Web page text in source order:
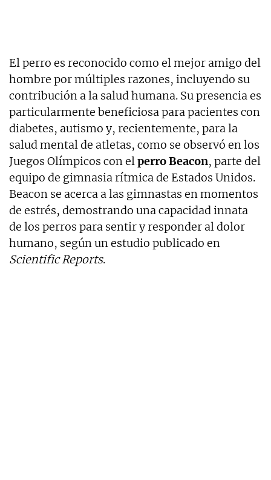
El perro es reconocido como el mejor amigo del
hombre por múltiples razones, incluyendo su
contribución a la salud humana. Su presencia es
particularmente beneficiosa para pacientes con
diabetes, autismo y, recientemente, para la
salud mental de atletas, como se observó en los
Juegos Olímpicos con elperro Beacon, parte del
equipo de gimnasia rítmica de Estados Unidos.
Beacon se acerca a las gimnastas en momentos
de estrés, demostrando una capacidad innata
de los perros para sentir y responder al dolor
humano, según un estudio publicado en
Scientific Reports.